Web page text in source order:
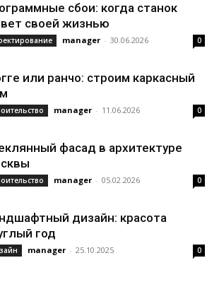
сбои: когда станок
своей жизнью
manager - 30.06.2026 0
или ранчо: строим каркасный
manager - 11.06.2026 0
фасад в архитектуре
manager - 05.02.2026 0
дизайн: красота
год
manager - 25.10.2025 0